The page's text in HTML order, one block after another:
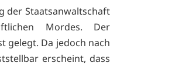
der Staatsanwaltschaft
Mordes. Der
gelegt. Da jedoch nach
erscheint, dass